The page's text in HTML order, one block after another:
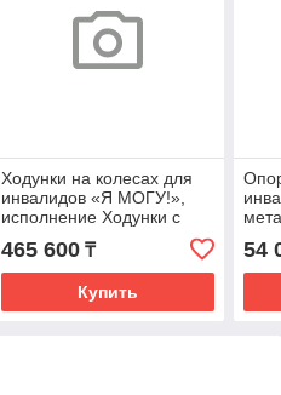
Ходунки на колесах для
инвалидов «Я МОГУ!»,
исполнение Ходунки с
фиксацией (поддержкой)
тела, в
465 600₸
Купить
54